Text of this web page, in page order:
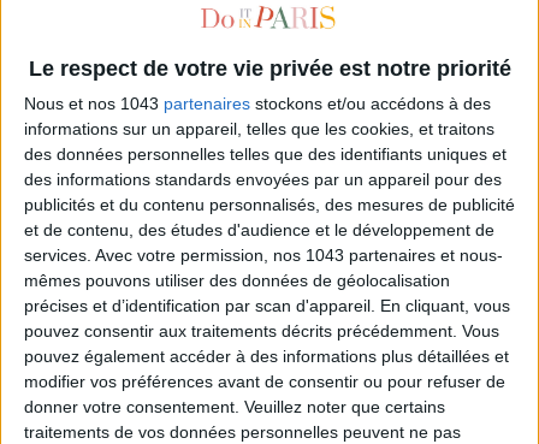
Le respect de votre vie privée est notre priorité
Nous et nos 1043 partenaires stockons et/ou accédons à des
informations sur un appareil, telles que les cookies, et traitons
des données personnelles telles que des identifiants uniques et
des informations standards envoyées par un appareil pour des
publicités et du contenu personnalisés, des mesures de publicité
et de contenu, des études d'audience et le développement de
services. Avec votre permission, nos 1043 partenaires et nous-
mêmes pouvons utiliser des données de géolocalisation
précises et d’identification par scan d'appareil. En cliquant, vous
pouvez consentir aux traitements décrits précédemment. Vous
pouvez également accéder à des informations plus détaillées et
modifier vos préférences avant de consentir ou pour refuser de
donner votre consentement. Veuillez noter que certains
traitements de vos données personnelles peuvent ne pas
ÉLYSÉE - ÉTOILE: CHIC ADDRESSES TO REMEMBER